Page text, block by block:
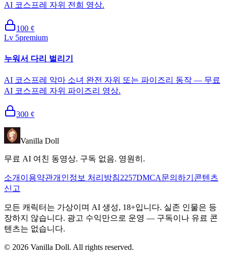
AI 코스프레 자위 전희 영상.
100 ¢
Lv 5premium
누워서 다리 벌리기
AI 코스프레 악마 소녀 완전 자위 또는 파이즈리 동작 — 무료
AI 코스프레 자위 파이즈리 영상.
300 ¢
Vanilla Doll
무료 AI 여친 동영상. 구독 없음. 영원히.
소개 이용약관개인정보 처리방침2257DMCA문의하기 콘텐츠
신고
모든 캐릭터는 가상이며 AI 생성, 18+입니다. 실존 인물은 등
장하지 않습니다. 광고 수익만으로 운영 — 구독이나 유료 콘
텐츠는 없습니다.
© 2026 Vanilla Doll. All rights reserved.